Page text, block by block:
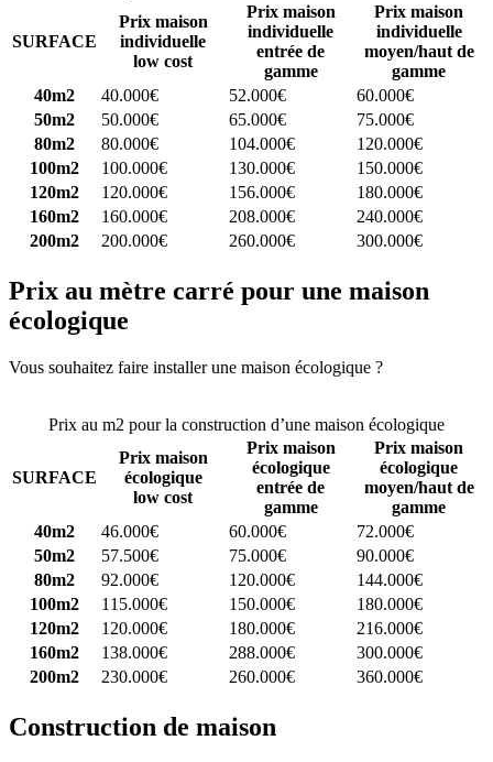
SURFACE
Prix maison
individuelle
low cost
Prix maison
individuelle
entrée de
gamme
Prix maison
individuelle
moyen/haut de
gamme
40m2
40.000€ 52.000€
60.000€
50m2
50.000€ 65.000€
75.000€
80m2
80.000€ 104.000€
120.000€
100m2
100.000€ 130.000€
150.000€
120m2
120.000€ 156.000€
180.000€
160m2
160.000€ 208.000€
240.000€
200m2
200.000€ 260.000€ 300.000€
Prix au mètre carré pour une maison
écologique
Vous souhaitez faire installer une maison écologique ?
Prix au m2 pour la construction d’une maison écologique
SURFACE
Prix maison
écologique
low cost
Prix maison
écologique
entrée de
gamme
Prix maison
écologique
moyen/haut de
gamme
40m2
46.000€ 60.000€
72.000€
50m2
57.500€ 75.000€
90.000€
80m2
92.000€ 120.000€
144.000€
100m2
115.000€ 150.000€
180.000€
120m2
120.000€ 180.000€
216.000€
160m2
138.000€ 288.000€
300.000€
200m2
230.000€ 260.000€ 360.000€
Construction de maison